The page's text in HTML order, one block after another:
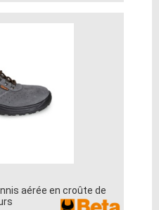
aérée en croûte de